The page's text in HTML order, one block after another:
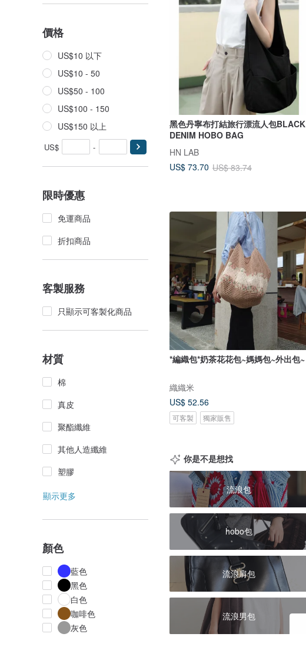
價格
US$10 以下
US$10 - 50
US$50 - 100
US$100 - 150
US$150 以上
US$ -
限時優惠
免運商品
折扣商品
客製服務
只顯示可客製化商品
材質
棉
真皮
聚酯纖維
其他人造纖維
塑膠
顯示更多
顏色
藍色
黑色
白色
咖啡色
灰色
黑色丹寧布打結旅行漂流人包BLACK
DENIM HOBO BAG
HN LAB
US$ 73.70 US$ 83.74
*編織包*奶茶花花包~媽媽包~外出包~
織織米
US$ 52.56
可客製 獨家販售
你是不是想找
流浪包
hobo包
流浪肩包
流浪男包